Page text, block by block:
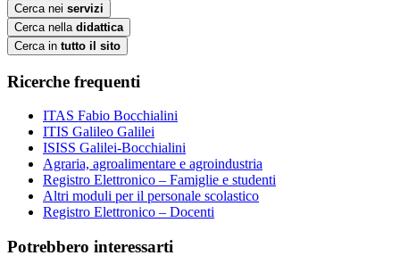
Cerca nei servizi
Cerca nella didattica
Cerca in tutto il sito
Ricerche frequenti
ITAS Fabio Bocchialini
ITIS Galileo Galilei
ISISS Galilei-Bocchialini
Agraria, agroalimentare e agroindustria
Registro Elettronico – Famiglie e studenti
Altri moduli per il personale scolastico
Registro Elettronico – Docenti
Potrebbero interessarti